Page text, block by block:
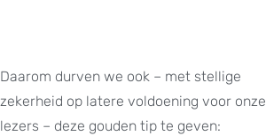
Daarom durven we ook – met stellige
zekerheid op latere voldoening voor onze
lezers – deze gouden tip te geven: